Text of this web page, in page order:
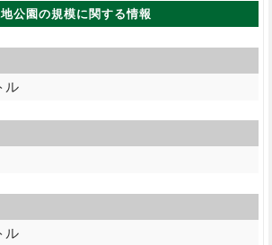
公園の規模に関する情報
ル
ル